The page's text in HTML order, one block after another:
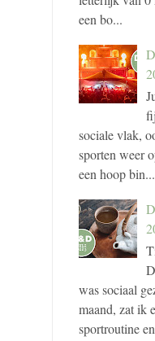
een bo...
sociale vlak,
sporten weer
een hoop bin...
was sociaal
maand, zat ik
sportroutine